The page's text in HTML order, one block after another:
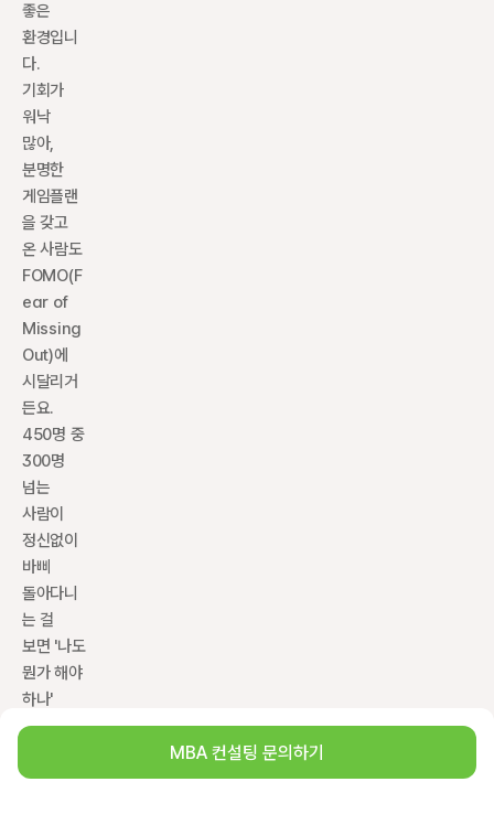
MBA 컨설팅 문의하기
좋은
환경입니
다.
기회가
워낙
많아,
분명한
게임플랜
을 갖고
온 사람도
FOMO(F
ear of
Missing
Out)에
시달리거
든요.
450명 중
300명
넘는
사람이
정신없이
바삐
돌아다니
는 걸
보면 '나도
뭔가 해야
하나'
싶어집니
속도에